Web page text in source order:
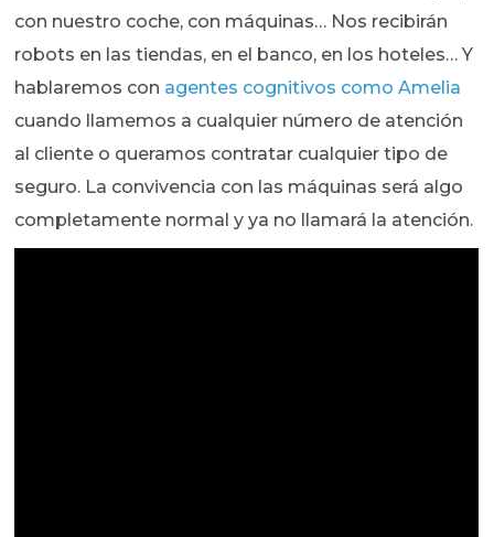
con nuestro coche, con máquinas… Nos recibirán
robots en las tiendas, en el banco, en los hoteles… Y
hablaremos con agentes cognitivos como Amelia
cuando llamemos a cualquier número de atención
al cliente o queramos contratar cualquier tipo de
seguro. La convivencia con las máquinas será algo
completamente normal y ya no llamará la atención.